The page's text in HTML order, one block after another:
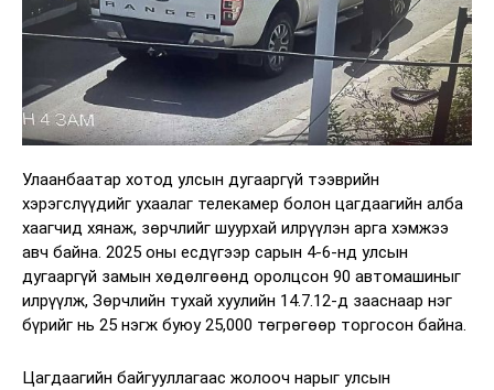
Улаанбаатар хотод улсын дугааргүй тээврийн
хэрэгслүүдийг ухаалаг телекамер болон цагдаагийн алба
хаагчид хянаж, зөрчлийг шуурхай илрүүлэн арга хэмжээ
авч байна. 2025 оны есдүгээр сарын 4-6-нд улсын
дугааргүй замын хөдөлгөөнд оролцсон 90 автомашиныг
илрүүлж, Зөрчлийн тухай хуулийн 14.7.12-д зааснаар нэг
бүрийг нь 25 нэгж буюу 25,000 төгрөгөөр торгосон байна.
Цагдаагийн байгууллагаас жолооч нарыг улсын